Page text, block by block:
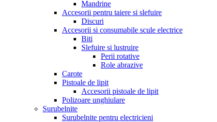
Mandrine
Accesorii pentru taiere si slefuire
Discuri
Accesorii si consumabile scule electrice
Biti
Slefuire si lustruire
Perii rotative
Role abrazive
Carote
Pistoale de lipit
Accesorii pistoale de lipit
Polizoare unghiulare
Surubelnite
Surubelnite pentru electricieni